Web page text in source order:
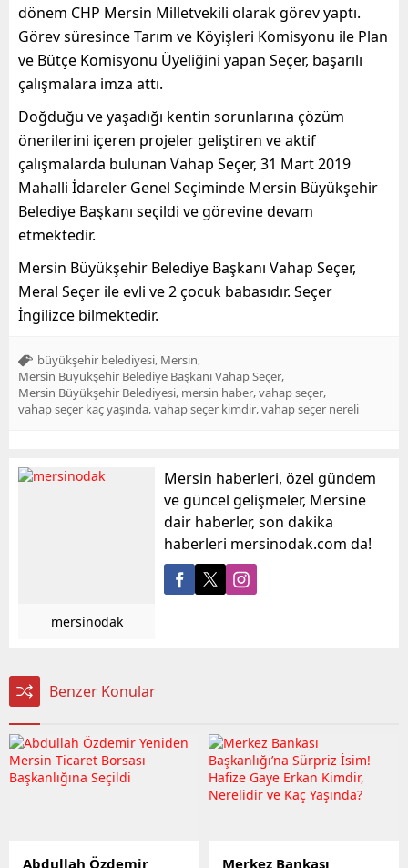
dönem CHP Mersin Milletvekili olarak görev yaptı.
Görev süresince Tarım ve Köyişleri Komisyonu ile Plan
ve Bütçe Komisyonu Üyeliğini yapan Seçer, başarılı
çalışmalara imza attı.
Doğduğu ve yaşadığı kentin sorunlarına çözüm
önerilerini içeren projeler geliştiren ve aktif
çalışmalarda bulunan Vahap Seçer, 31 Mart 2019
Mahalli İdareler Genel Seçiminde Mersin Büyükşehir
Belediye Başkanı seçildi ve görevine devam
etmektedir.
Mersin Büyükşehir Belediye Başkanı Vahap Seçer,
Meral Seçer ile evli ve 2 çocuk babasıdır. Seçer
İngilizce bilmektedir.
büyükşehir belediyesi Mersin
Mersin Büyükşehir Belediye Başkanı Vahap Seçer
Mersin Büyükşehir Belediyesi mersin haber vahap seçer
vahap seçer kaç yaşında vahap seçer kimdir vahap seçer nereli
mersinodak
Mersin haberleri, özel gündem
ve güncel gelişmeler, Mersine
dair haberler, son dakika
haberleri mersinodak.com da!
Benzer Konular
Abdullah Özdemir Merkez Bankası